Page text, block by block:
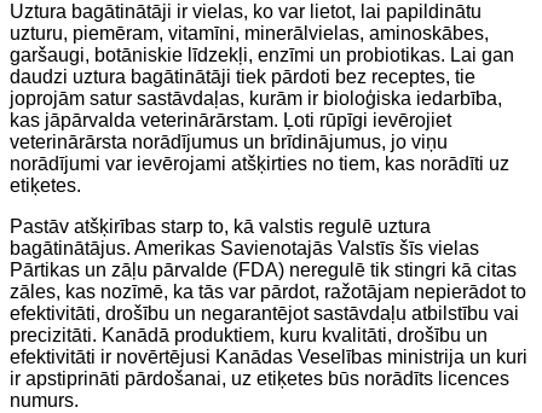
Uztura bagātinātāji ir vielas, ko var lietot, lai papildinātu
uzturu, piemēram, vitamīni, minerālvielas, aminoskābes,
garšaugi, botāniskie līdzekļi, enzīmi un probiotikas. Lai gan
daudzi uztura bagātinātāji tiek pārdoti bez receptes, tie
joprojām satur sastāvdaļas, kurām ir bioloģiska iedarbība,
kas jāpārvalda veterinārārstam. Ļoti rūpīgi ievērojiet
veterinārārsta norādījumus un brīdinājumus, jo viņu
norādījumi var ievērojami atšķirties no tiem, kas norādīti uz
etiķetes.
Pastāv atšķirības starp to, kā valstis regulē uztura
bagātinātājus. Amerikas Savienotajās Valstīs šīs vielas
Pārtikas un zāļu pārvalde (FDA) neregulē tik stingri kā citas
zāles, kas nozīmē, ka tās var pārdot, ražotājam nepierādot to
efektivitāti, drošību un negarantējot sastāvdaļu atbilstību vai
precizitāti. Kanādā produktiem, kuru kvalitāti, drošību un
efektivitāti ir novērtējusi Kanādas Veselības ministrija un kuri
ir apstiprināti pārdošanai, uz etiķetes būs norādīts licences
numurs.